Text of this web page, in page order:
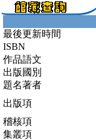
最後更新時間
ISBN
作品語文
出版國別
題名著者
出版項
稽核項
集叢項